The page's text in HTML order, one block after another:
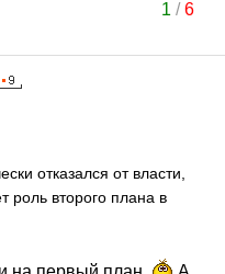
1 /6
отказался от власти,
роль второго плана в